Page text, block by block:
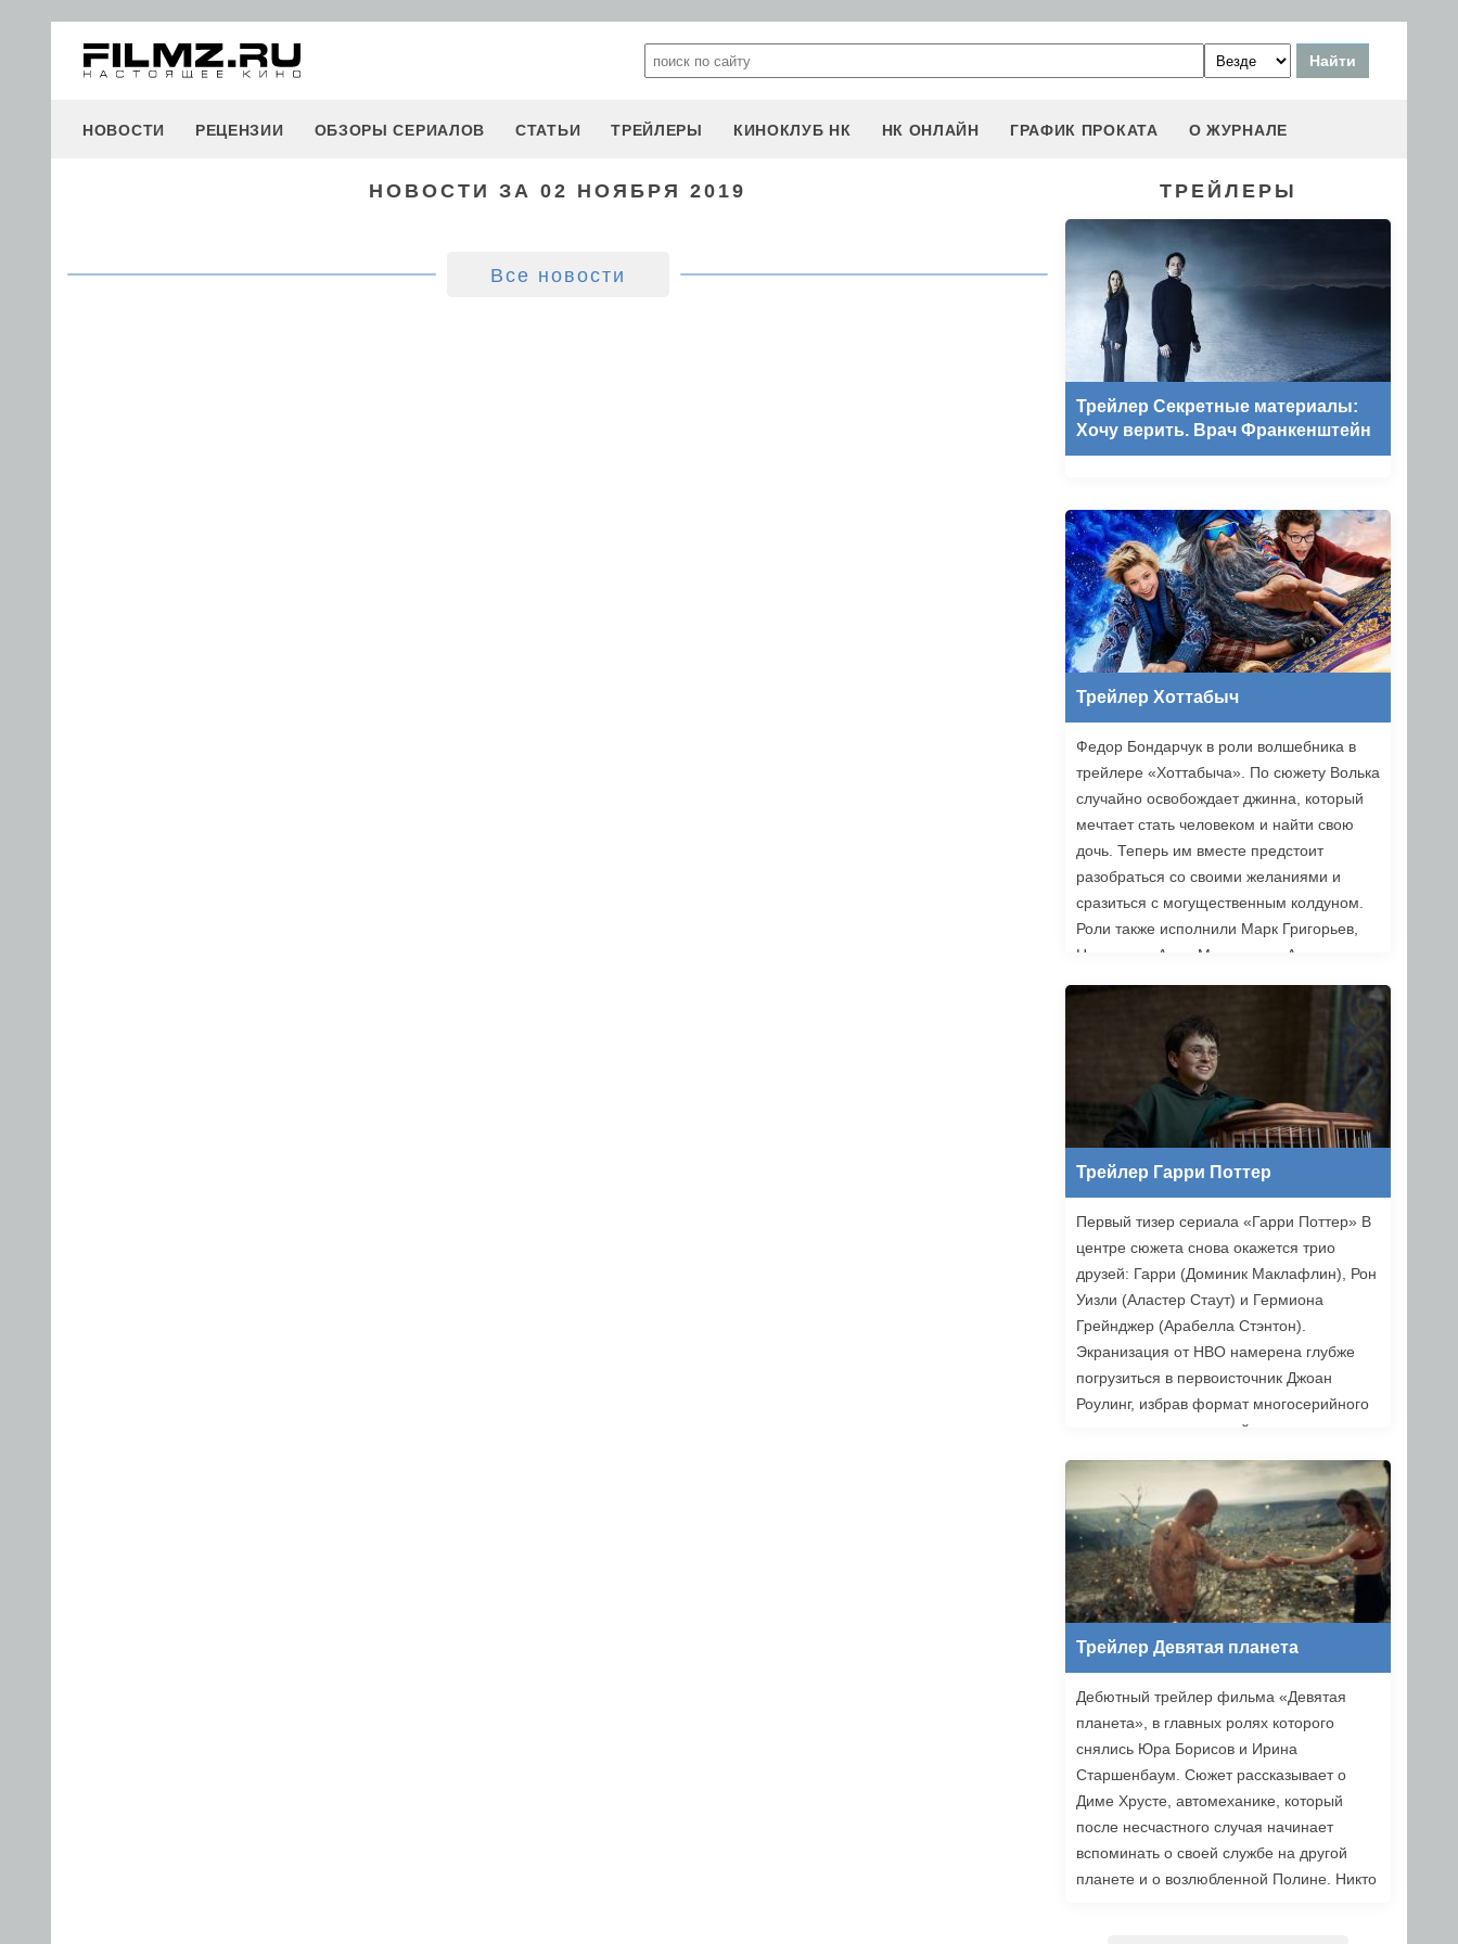
НОВОСТИ РЕЦЕНЗИИ ОБЗОРЫ СЕРИАЛОВ СТАТЬИ ТРЕЙЛЕРЫ КИНОКЛУБ НК НК ОНЛАЙН ГРАФИК ПРОКАТА О ЖУРНАЛЕ
НОВОСТИ ЗА 02 НОЯБРЯ 2019
Все новости
ТРЕЙЛЕРЫ
Трейлер Секретные материалы:
Хочу верить. Врач Франкенштейн
Трейлер Хоттабыч
Федор Бондарчук в роли волшебника в
трейлере «Хоттабыча». По сюжету Волька
случайно освобождает джинна, который
мечтает стать человеком и найти свою
дочь. Теперь им вместе предстоит
разобраться со своими желаниями и
сразиться с могущественным колдуном.
Роли также исполнили Марк Григорьев,
Надежда и Анна Михалковы, Аскар
«Хоттабыч» выйдет в прокат 1 января
Трейлер Гарри Поттер
Первый тизер сериала «Гарри Поттер» В
центре сюжета снова окажется трио
друзей: Гарри (Доминик Маклафлин), Рон
Уизли (Аластер Стаут) и Гермиона
Грейнджер (Арабелла Стэнтон).
Экранизация от HBO намерена глубже
погрузиться в первоисточник Джоан
Роулинг, избрав формат многосерийного
повествования, который позволяет лучше
Трейлер Девятая планета
Дебютный трейлер фильма «Девятая
планета», в главных ролях которого
снялись Юра Борисов и Ирина
Старшенбаум. Сюжет рассказывает о
Диме Хрусте, автомеханике, который
после несчастного случая начинает
вспоминать о своей службе на другой
планете и о возлюбленной Полине. Никто